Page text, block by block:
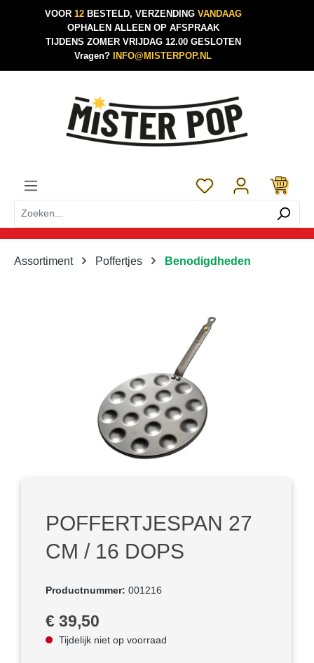
Ga naar de hoofdinhoud
VOOR 12 BESTELD, VERZENDING VANDAAG
OPHALEN ALLEEN OP AFSPRAAK
TIJDENS ZOMER VRIJDAG 12.00 GESLOTEN
Vragen?
INFO@MISTERPOP.NL
Je hebt 0 items op
Assortiment Poffertjes Benodigdheden
POFFERTJESPAN 27
CM / 16 DOPS
Productnummer: 001216
Normale prijs:
€ 39,50
Tijdelijk niet op voorraad